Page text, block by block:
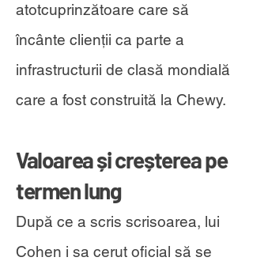
atotcuprinzătoare care să
încânte clienții ca parte a
infrastructurii de clasă mondială
care a fost construită la Chewy.
Valoarea și creșterea pe
termen lung
După ce a scris scrisoarea, lui
Cohen i sa cerut oficial să se